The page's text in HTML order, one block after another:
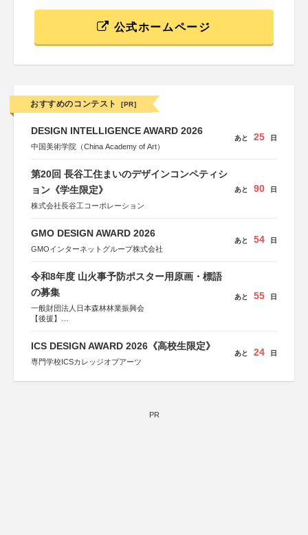
公式ホームページ
おすすめのコンテスト [PR]
DESIGN INTELLIGENCE AWARD 2026
中国美術学院（China Academy of Art）
あと 25 日
第20回 長谷工住まいのデザインコンペティシ
ョン《学生限定》
株式会社長谷工コーポレーション
あと 90 日
GMO DESIGN AWARD 2026
GMOインターネットグループ株式会社
あと 54 日
令和8年度 山火事予防ポスター用原画・標語
の募集
一般財団法人日本森林林業振興会
【後援】
あと 55 日
ICS DESIGN AWARD 2026《高校生限定》
専門学校ICSカレッジオブアーツ
あと 24 日
PR